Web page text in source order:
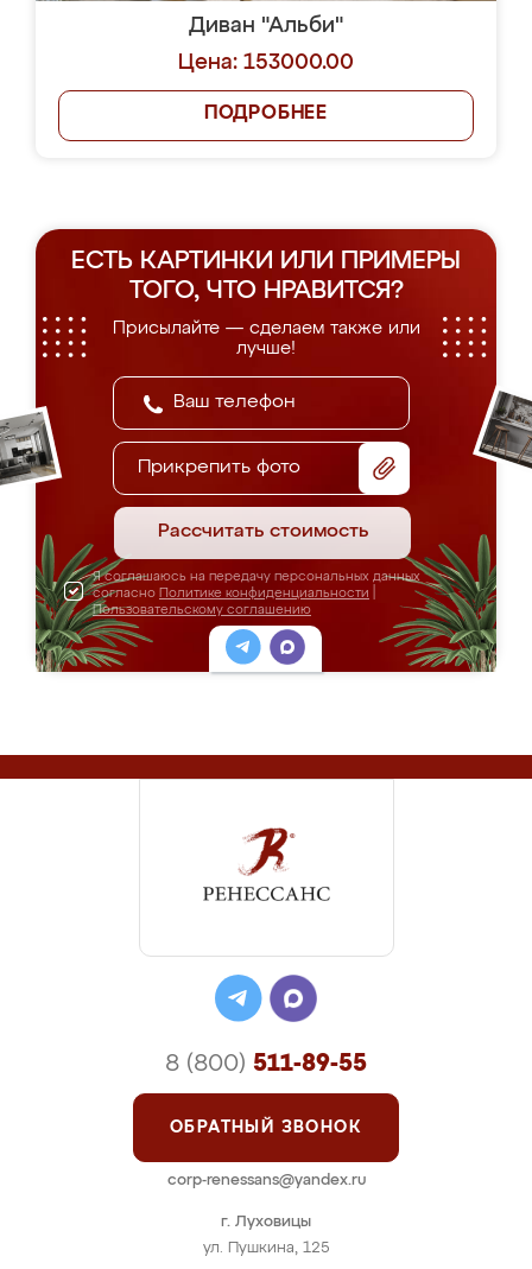
Диван "Альби"
Цена: 153000.00
ПОДРОБНЕЕ
ЕСТЬ КАРТИНКИ ИЛИ ПРИМЕРЫ
ТОГО, ЧТО НРАВИТСЯ?
Присылайте — сделаем также или
лучше!
Прикрепить фото
Рассчитать стоимость
Я соглашаюсь на передачу персональных данных
согласно Политике конфиденциальности
Пользовательскому соглашению
г. Луховицы
ул. Пушкина, 125
8 (800) 511-89-55
ОБРАТНЫЙ ЗВОНОК
corp-renessans@yandex.ru